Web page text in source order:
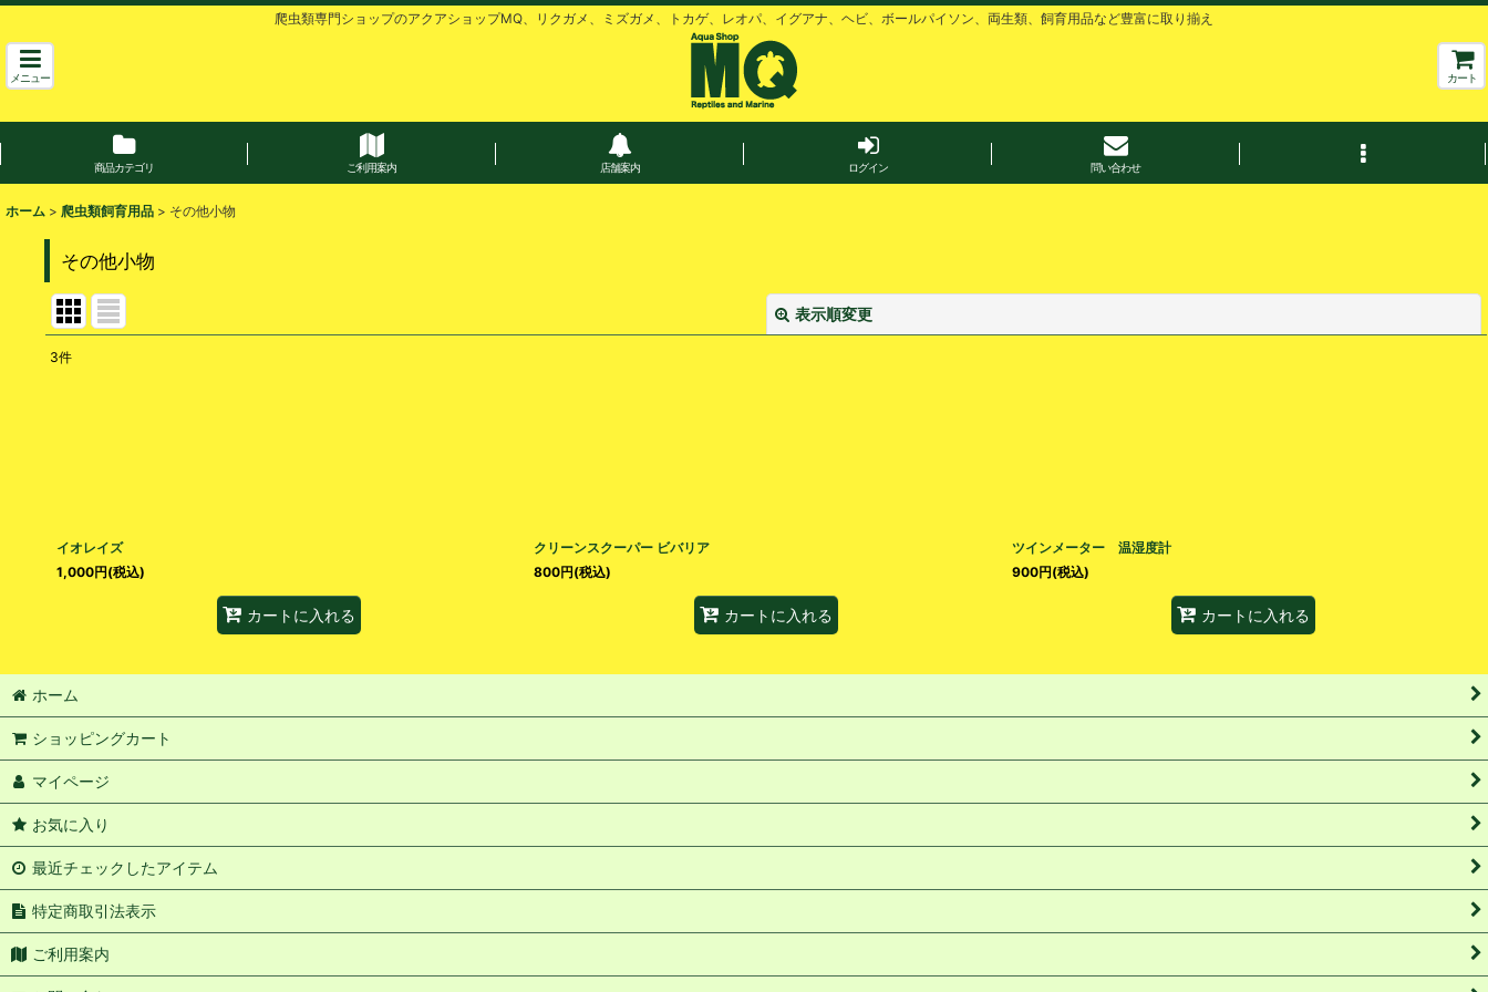
爬虫類専門ショップのアクアショップMQ、リクガメ、ミズガメ、トカゲ、レオパ、イグアナ、ヘビ、ボールパイソン、両生類、飼育用品など豊富に取り揃え
メニュー カート
商品カテゴリ ご利用案内 店舗案内 ログイン 問い合わせ
ホーム > 爬虫類飼育用品 > その他小物
その他小物
表示順変更
3件
イオレイズ
1,000円(税込)
カートに入れる
クリーンスクーパー ビバリア
800円(税込)
カートに入れる
ツインメーター 温湿度計
900円(税込)
カートに入れる
ホーム
ショッピングカート
マイページ
お気に入り
最近チェックしたアイテム
特定商取引法表示
ご利用案内